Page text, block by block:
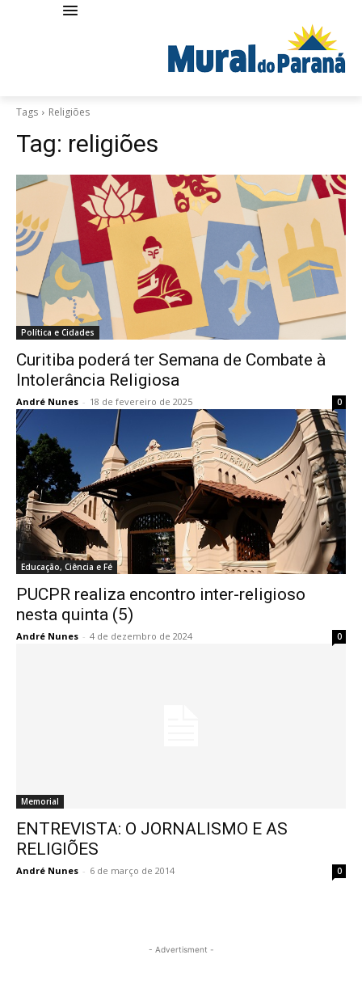
Tags Religiões
Tag: religiões
Política e Cidades
Curitiba poderá ter Semana de Combate à
Intolerância Religiosa
André Nunes - 18 de fevereiro de 2025 0
Educação, Ciência e Fé
PUCPR realiza encontro inter-religioso
nesta quinta (5)
André Nunes - 4 de dezembro de 2024 0
Memorial
ENTREVISTA: O JORNALISMO E AS
RELIGIÕES
André Nunes - 6 de março de 2014 0
- Advertisment -